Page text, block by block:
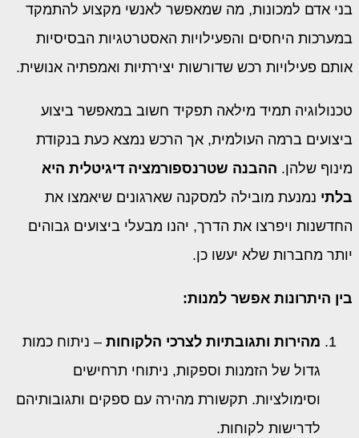
בני אדם למכונות, מה שמאפשר לאנשי מקצוע להתמקד
במערכות היחסים והפעילויות האסטרטגיות הבסיסיות
אותם פעילויות רכש שדורשות יצירתיות ואמפתיה אנושית.
טכנולוגיה תמיד מילאה תפקיד חשוב במאפשר ביצוע
ביצועים ברמה העולמית, אך הרכש נמצא כעת בנקודת
מינוף שלהן. ההבנה שטרנספורמציה דיגיטלית היא
בלתי נמנעת מובילה למסקנה שארגונים שיאמצו את
החדשנות ויפרצו את הדרך, יהנו מבעלי ביצועים גבוהים
יותר מחברות שלא יעשו כן.
בין היתרונות אפשר למנות:
מהירות ותגובתיות לצרכי הלקוחות – ניתוח כמות
גדול של הזמנות וספקות, ניתוחי תרחישים
וסימולציות. תקשורת מהירה עם ספקים ותגובותיהם
לדרישות לקוחות.